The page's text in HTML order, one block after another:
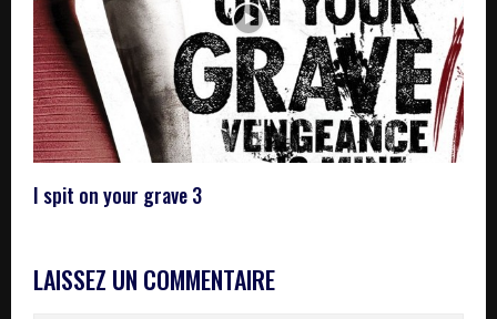
I spit on your grave 3
LAISSEZ UN COMMENTAIRE